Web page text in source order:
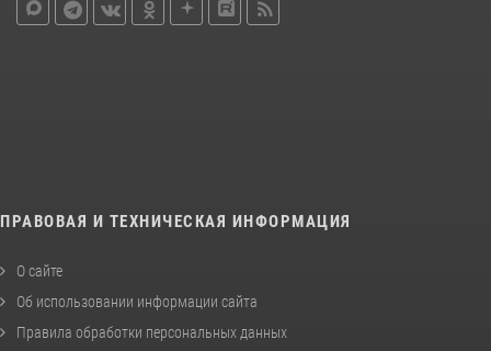
ПРАВОВАЯ И ТЕХНИЧЕСКАЯ ИНФОРМАЦИЯ
О сайте
Об использовании информации сайта
Правила обработки персональных данных